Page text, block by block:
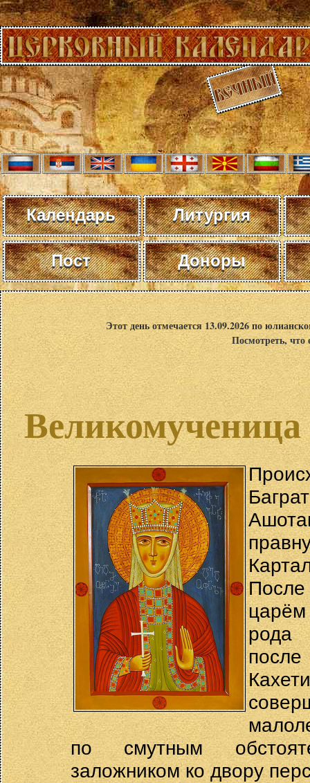
Календарь Литургия
Пост Доноры
Этот день отмечается 13.09.2026 по
Посмотреть,
Великомученица
После
рода
после
по смутным
заложником ко двору